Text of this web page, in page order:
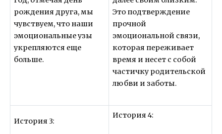
рождения друга, мы
чувствуем, что наши
эмоциональные узы
укрепляются еще
больше.
Это подтверждение
прочной
эмоциональной связи,
которая переживает
время и несет с собой
частичку родительской
любви и заботы.
История 3:
История 4: